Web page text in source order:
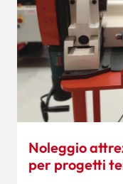
Noleggio
per progetti